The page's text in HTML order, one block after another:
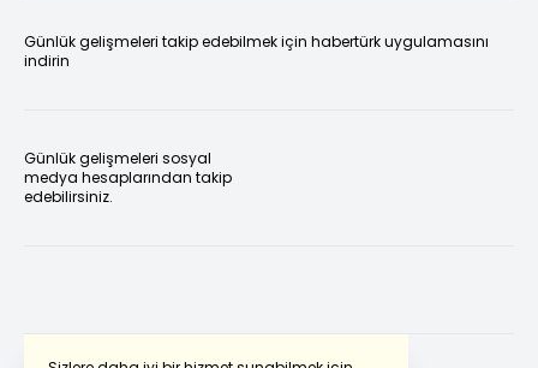
Günlük gelişmeleri takip edebilmek için habertürk uygulamasını
indirin
Günlük gelişmeleri sosyal
medya hesaplarından takip
edebilirsiniz.